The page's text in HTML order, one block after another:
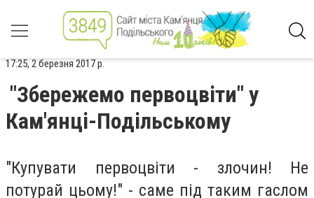
17:25, 2 березня 2017 р.
"Збережемо первоцвіти" у
Кам'янці-Подільському
"Купувати первоцвіти - злочин! Не
потурай цьому!" - саме під таким гаслом